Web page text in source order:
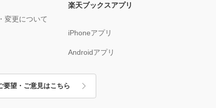
変更について
楽天ブックスアプリ
iPhoneアプリ
Androidアプリ
要望・ご意見はこちら